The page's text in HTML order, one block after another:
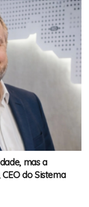
mas a
do Sistema